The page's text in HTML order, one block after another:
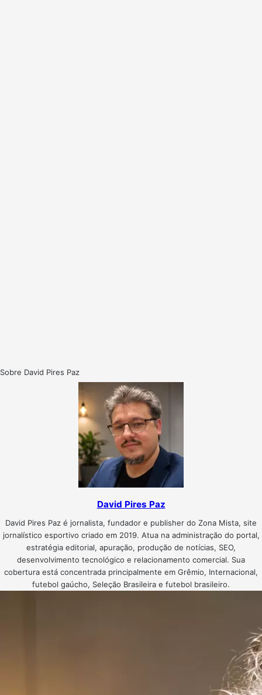
Sobre David Pires Paz
David Pires Paz
David Pires Paz é jornalista, fundador e publisher do Zona Mista, site
jornalístico esportivo criado em 2019. Atua na administração do portal,
estratégia editorial, apuração, produção de notícias, SEO,
desenvolvimento tecnológico e relacionamento comercial. Sua
cobertura está concentrada principalmente em Grêmio, Internacional,
futebol gaúcho, Seleção Brasileira e futebol brasileiro.